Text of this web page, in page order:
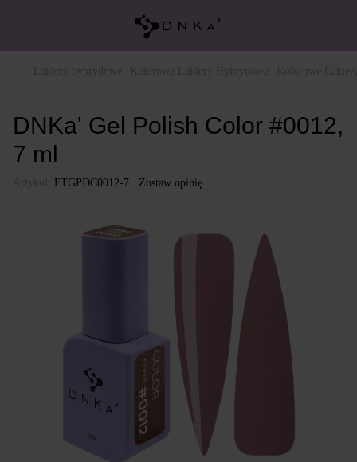
DNKa' Gel Polish Color #0012,
7 ml
FTGPDC0012-7 Zostaw opinię